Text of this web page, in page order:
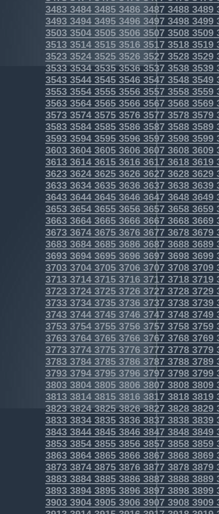
3483348434853486348734883489
3493349434953496349734983499
3503350435053506350735083509
3513351435153516351735183519
3523352435253526352735283529
3533353435353536353735383539
3543354435453546354735483549
3553355435553556355735583559
3563356435653566356735683569
3573357435753576357735783579
3583358435853586358735883589
3593359435953596359735983599
3603360436053606360736083609
3613361436153616361736183619
3623362436253626362736283629
3633363436353636363736383639
3643364436453646364736483649
3653365436553656365736583659
3663366436653666366736683669
3673367436753676367736783679
3683368436853686368736883689
3693369436953696369736983699
3703370437053706370737083709
3713371437153716371737183719
3723372437253726372737283729
3733373437353736373737383739
3743374437453746374737483749
3753375437553756375737583759
3763376437653766376737683769
3773377437753776377737783779
3783378437853786378737883789
3793379437953796379737983799
3803380438053806380738083809
3813381438153816381738183819
3823382438253826382738283829
3833383438353836383738383839
3843384438453846384738483849
3853385438553856385738583859
3863386438653866386738683869
3873387438753876387738783879
3883388438853886388738883889
3893389438953896389738983899
3903390439053906390739083909